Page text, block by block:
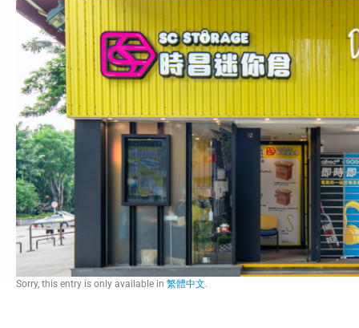
Sorry, this entry is only available in 繁體中文.